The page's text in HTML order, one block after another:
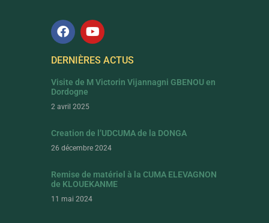
DERNIÈRES ACTUS
Visite de M Victorin Vijannagni GBENOU en
Dordogne
2 avril 2025
Creation de l’UDCUMA de la DONGA
26 décembre 2024
Remise de matériel à la CUMA ELEVAGNON
de KLOUEKANME
11 mai 2024